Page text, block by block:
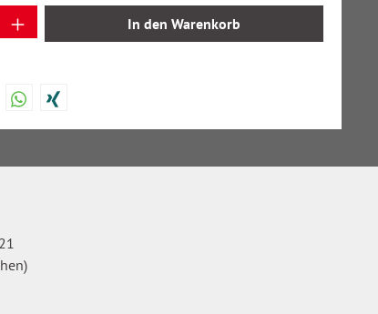
Gib den gewünschten Wert ein
In den Warenkorb